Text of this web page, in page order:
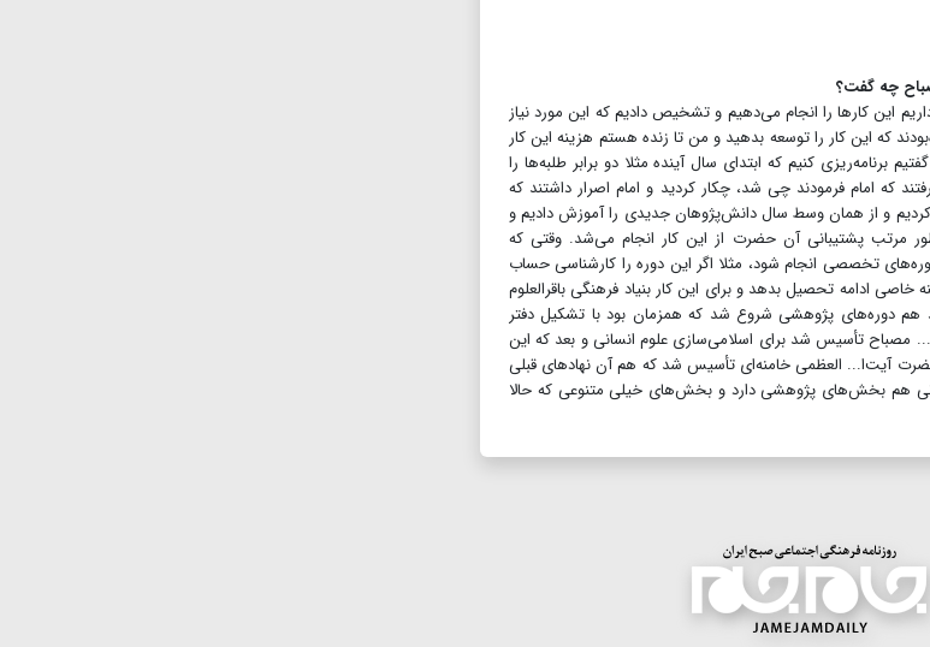
چه گفت؟
این کارها را انجام می‌دهیم و تشخیص دادیم که این مورد نیاز
که این کار را توسعه بدهید و من تا زنده هستم هزینه این کار
کنیم که ابتدای سال آینده مثلا دو برابر طلبه‌ها را
که امام فرمودند چی شد، چکار کردید و امام اصرار داشتند که
و از همان وسط سال دانش‌پژوهان جدیدی را آموزش دادیم و
مرتب پشتیبانی آن حضرت از این کار انجام می‌شد. وقتی که
تخصصی انجام شود، مثلا اگر این دوره را کارشناسی حساب
ادامه تحصیل بدهد و برای این کار بنیاد فرهنگی باقرالعلوم
دوره‌های پژوهشی شروع شد که همزمان بود با تشکیل دفتر
مصباح تأسیس شد برای اسلامی‌سازی علوم انسانی و بعد که این
آیت‌ا... العظمی خامنه‌ای تأسیس شد که هم آن نهادهای قبلی
و در ۱۴ رشته از رشته‌های علوم انسانی هم بخش‌های پژوهشی دارد و بخش‌های خیلی متنوعی که حالا